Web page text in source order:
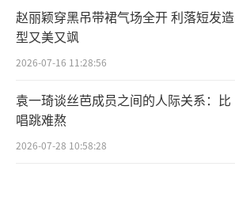
赵丽颖穿黑吊带裙气场全开 利落短发造
型又美又飒
2026-07-16 11:28:56
袁一琦谈丝芭成员之间的人际关系：比
唱跳难熬
2026-07-28 10:58:28